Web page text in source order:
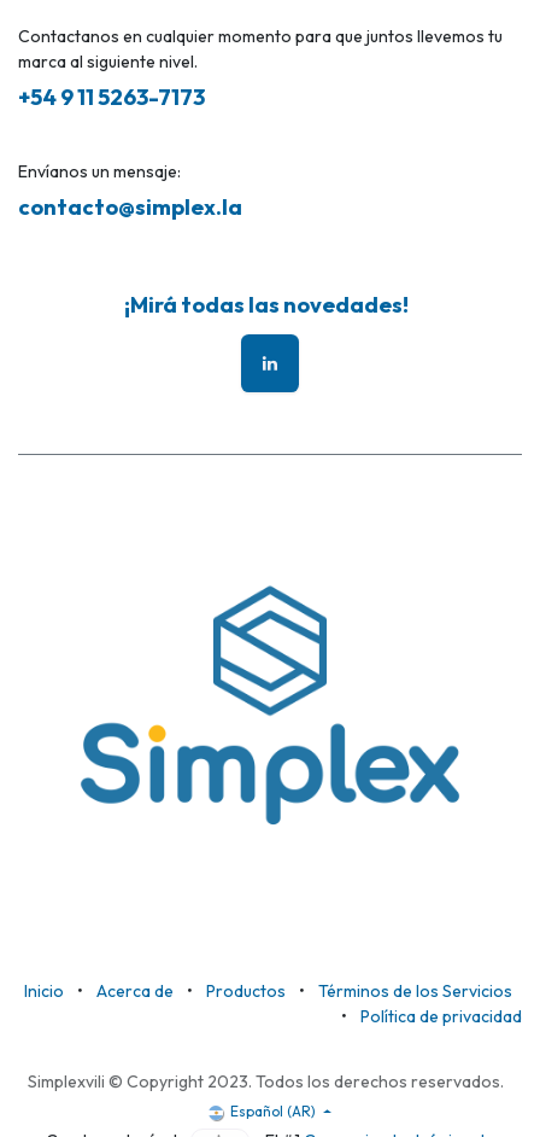
Contactanos en cualquier momento para que juntos llevemos tu
marca al siguiente nivel.
+54 9 11 5263-7173
Envíanos un mensaje:
contacto@simplex.la
¡Mirá todas las novedades!
Inicio • Acerca de • Productos •
Términos de los Servicios
•
Política de privacidad
Simplexvili © Copyright 2023. Todos los derechos reservados.
Español (AR)